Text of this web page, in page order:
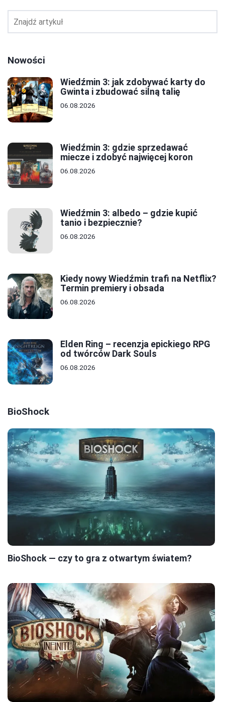
Nowości
Wiedźmin 3: jak zdobywać karty do
Gwinta i zbudować silną talię
06.08.2026
Wiedźmin 3: gdzie sprzedawać
miecze i zdobyć najwięcej koron
06.08.2026
Wiedźmin 3: albedo – gdzie kupić
tanio i bezpiecznie?
06.08.2026
Kiedy nowy Wiedźmin trafi na Netflix?
Termin premiery i obsada
06.08.2026
Elden Ring – recenzja epickiego RPG
od twórców Dark Souls
06.08.2026
BioShock
BioShock — czy to gra z otwartym światem?